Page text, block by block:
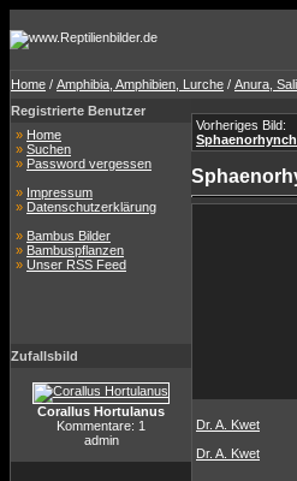
Home / Amphibia, Amphibien, Lurche / Anura,
Registrierte Benutzer
» Home
» Suchen
» Password vergessen
» Impressum
» Datenschutzerklärung
» Bambus Bilder
» Bambuspflanzen
» Unser RSS Feed
Zufallsbild
Corallus Hortulanus
Kommentare: 1
admin
Vorheriges Bild:
Dr. A. Kwet
Dr. A. Kwet